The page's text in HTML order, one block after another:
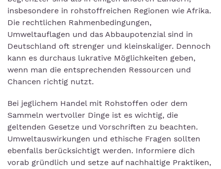
insbesondere in rohstoffreichen Regionen wie Afrika.
Die rechtlichen Rahmenbedingungen,
Umweltauflagen und das Abbaupotenzial sind in
Deutschland oft strenger und kleinskaliger. Dennoch
kann es durchaus lukrative Möglichkeiten geben,
wenn man die entsprechenden Ressourcen und
Chancen richtig nutzt.
Bei jeglichem Handel mit Rohstoffen oder dem
Sammeln wertvoller Dinge ist es wichtig, die
geltenden Gesetze und Vorschriften zu beachten.
Umweltauswirkungen und ethische Fragen sollten
ebenfalls berücksichtigt werden. Informiere dich
vorab gründlich und setze auf nachhaltige Praktiken,